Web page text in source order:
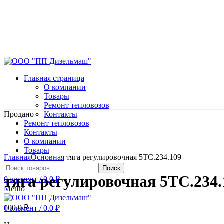
Главная страница
О компании
Товары
Ремонт тепловозов
Контакты
Ремонт тепловозов
Контакты
О компании
Товары
Поиск
0элемент / 0.0₽
Меню
0элемент / 0.0 ₽
Продано
Нажмите, чтобы увеличить
ГлавнаяОсновная тяга регулировочная 5ТС.234.109
тяга регулировочная
100.0₽